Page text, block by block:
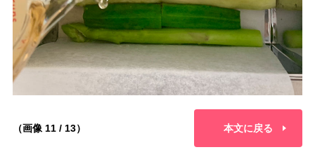
（画像 11 / 13） 本文に戻る